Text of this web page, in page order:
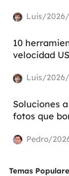
Luis/
10
velocidad
Luis/
Soluciones
fotos que
Pedro/
Temas